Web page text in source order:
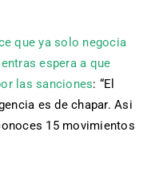
que ya solo negocia
espera a que
las sanciones: “El
es de chapar. Asi
15 movimientos